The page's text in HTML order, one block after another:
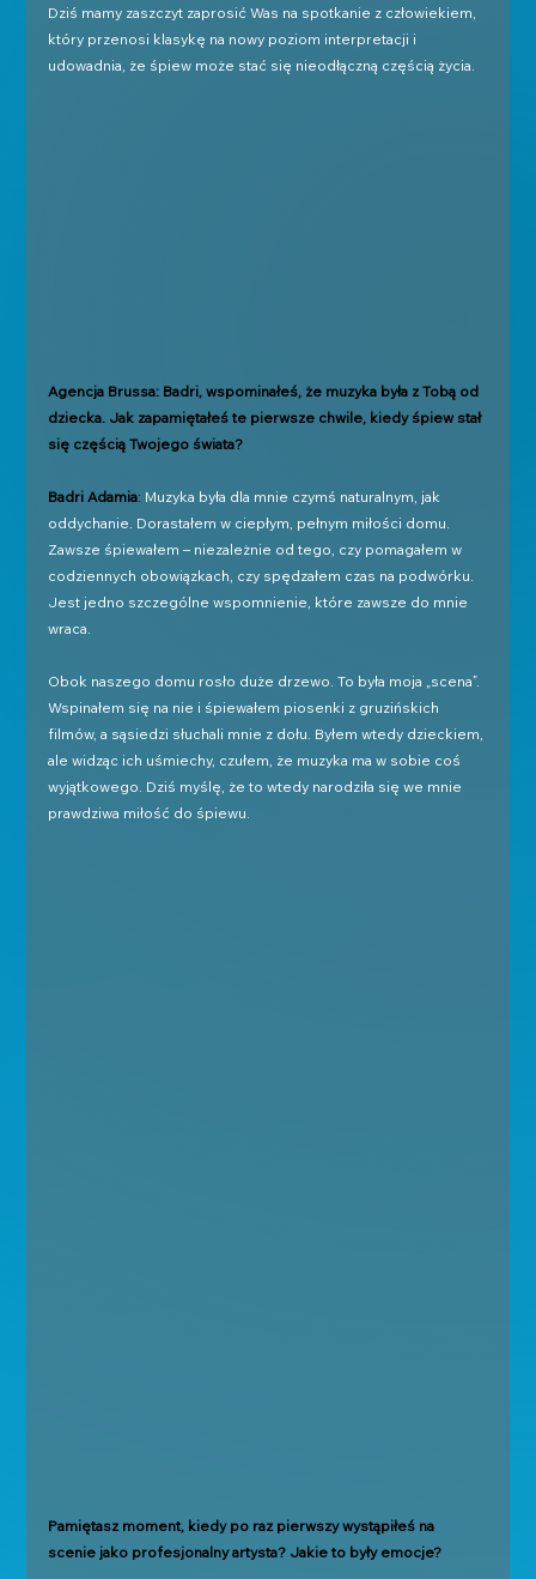
Dziś mamy zaszczyt zaprosić Was na spotkanie z człowiekiem,
który przenosi klasykę na nowy poziom interpretacji i
udowadnia, że śpiew może stać się nieodłączną częścią życia.
Agencja Brussa: Badri, wspominałeś, że muzyka była z Tobą od
dziecka. Jak zapamiętałeś te pierwsze chwile, kiedy śpiew stał
się częścią Twojego świata?
Badri Adamia: Muzyka była dla mnie czymś naturalnym, jak
oddychanie. Dorastałem w ciepłym, pełnym miłości domu.
Zawsze śpiewałem – niezależnie od tego, czy pomagałem w
codziennych obowiązkach, czy spędzałem czas na podwórku.
Jest jedno szczególne wspomnienie, które zawsze do mnie
wraca.
Obok naszego domu rosło duże drzewo. To była moja „scena”.
Wspinałem się na nie i śpiewałem piosenki z gruzińskich
filmów, a sąsiedzi słuchali mnie z dołu. Byłem wtedy dzieckiem,
ale widząc ich uśmiechy, czułem, że muzyka ma w sobie coś
wyjątkowego. Dziś myślę, że to wtedy narodziła się we mnie
prawdziwa miłość do śpiewu.
Pamiętasz moment, kiedy po raz pierwszy wystąpiłeś na
scenie jako profesjonalny artysta? Jakie to były emocje?